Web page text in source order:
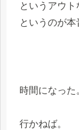
というアウ
というのが本
時間になった
行かねば。